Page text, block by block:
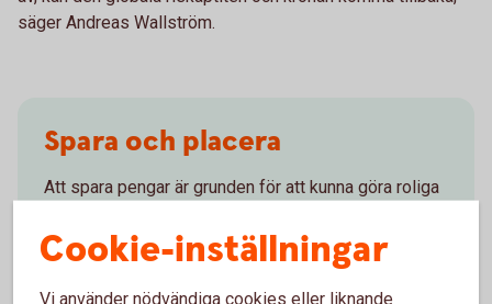
säger Andreas Wallström.
Spara och placera
Att spara pengar är grunden för att kunna göra roliga
du kan placera.
Spara och placera
Cookie-inställningar
Vi använder nödvändiga cookies eller liknande